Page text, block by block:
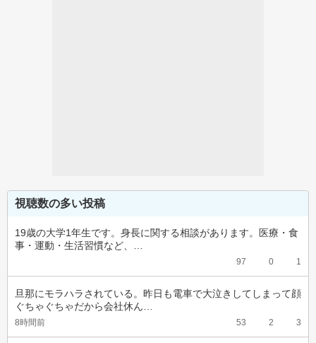
視聴数の多い投稿
19歳の大学1年生です。身長に関する相談があります。医療・食
事・運動・生活習慣など、…
97 0 1
旦那にモラハラされている。昨日も電車で大泣きしてしまって顔
ぐちゃぐちゃだから会社休ん…
8時間前 53 2 3